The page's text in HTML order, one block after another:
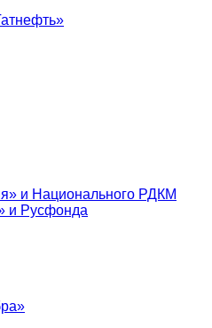
и Национального РДКМ
и Русфонда